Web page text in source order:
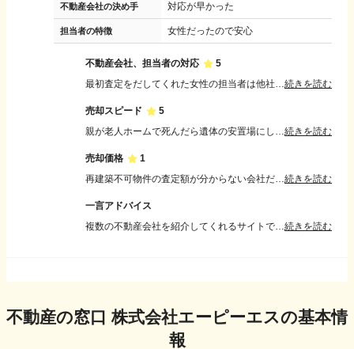
不動産会社の決め手 対応が早かった
担当者の特徴 女性だったので安心
不動産会社、担当者の対応
5
最初査定をだしてくれた女性の担当者は他社よりも早く査定額をだしてくれてよかった。次に販売担当になった男の人は道路の道幅の測定方法もわからいし、「測量すれば再建築可能物件になる」とかわけのわからない人だった。結局最初の女性が担当になってくれ、安心した。続きを読む
売却スピード
5
親が老人ホームで死んだら遺体の安置場にしようと思って、当分売れないだろうと思っていた。年内に買い手えを見つけて早いなと思った。遺体の安置場がなくなった。続きを読む
売却価格
1
再建築不可物件の査定額が分からない会社だったので、自分で調べた。再建築不可物件と査定した会社の値段にプラスアルファした値段で売ってくれとこちらから頼んだ。続きを読む
一言アドバイス
複数の不動産会社を紹介してくれるサイトで、多くの会社の話を聞くとよい。各社で意見が分かれても、自分で市役所に問い合わせて正しい対処法を調べることが必要。続きを読む
不動産の窓口 株式会社エーピーエスの基本情
報